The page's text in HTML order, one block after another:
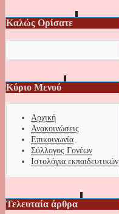
Καλώς Ορίσατε
Κύριο Μενού
Αρχική
Ανακοινώσεις
Επικοινωνία
Σύλλογος Γονέων
Ιστολόγια εκπαιδευτικών
Τελευταία άρθρα